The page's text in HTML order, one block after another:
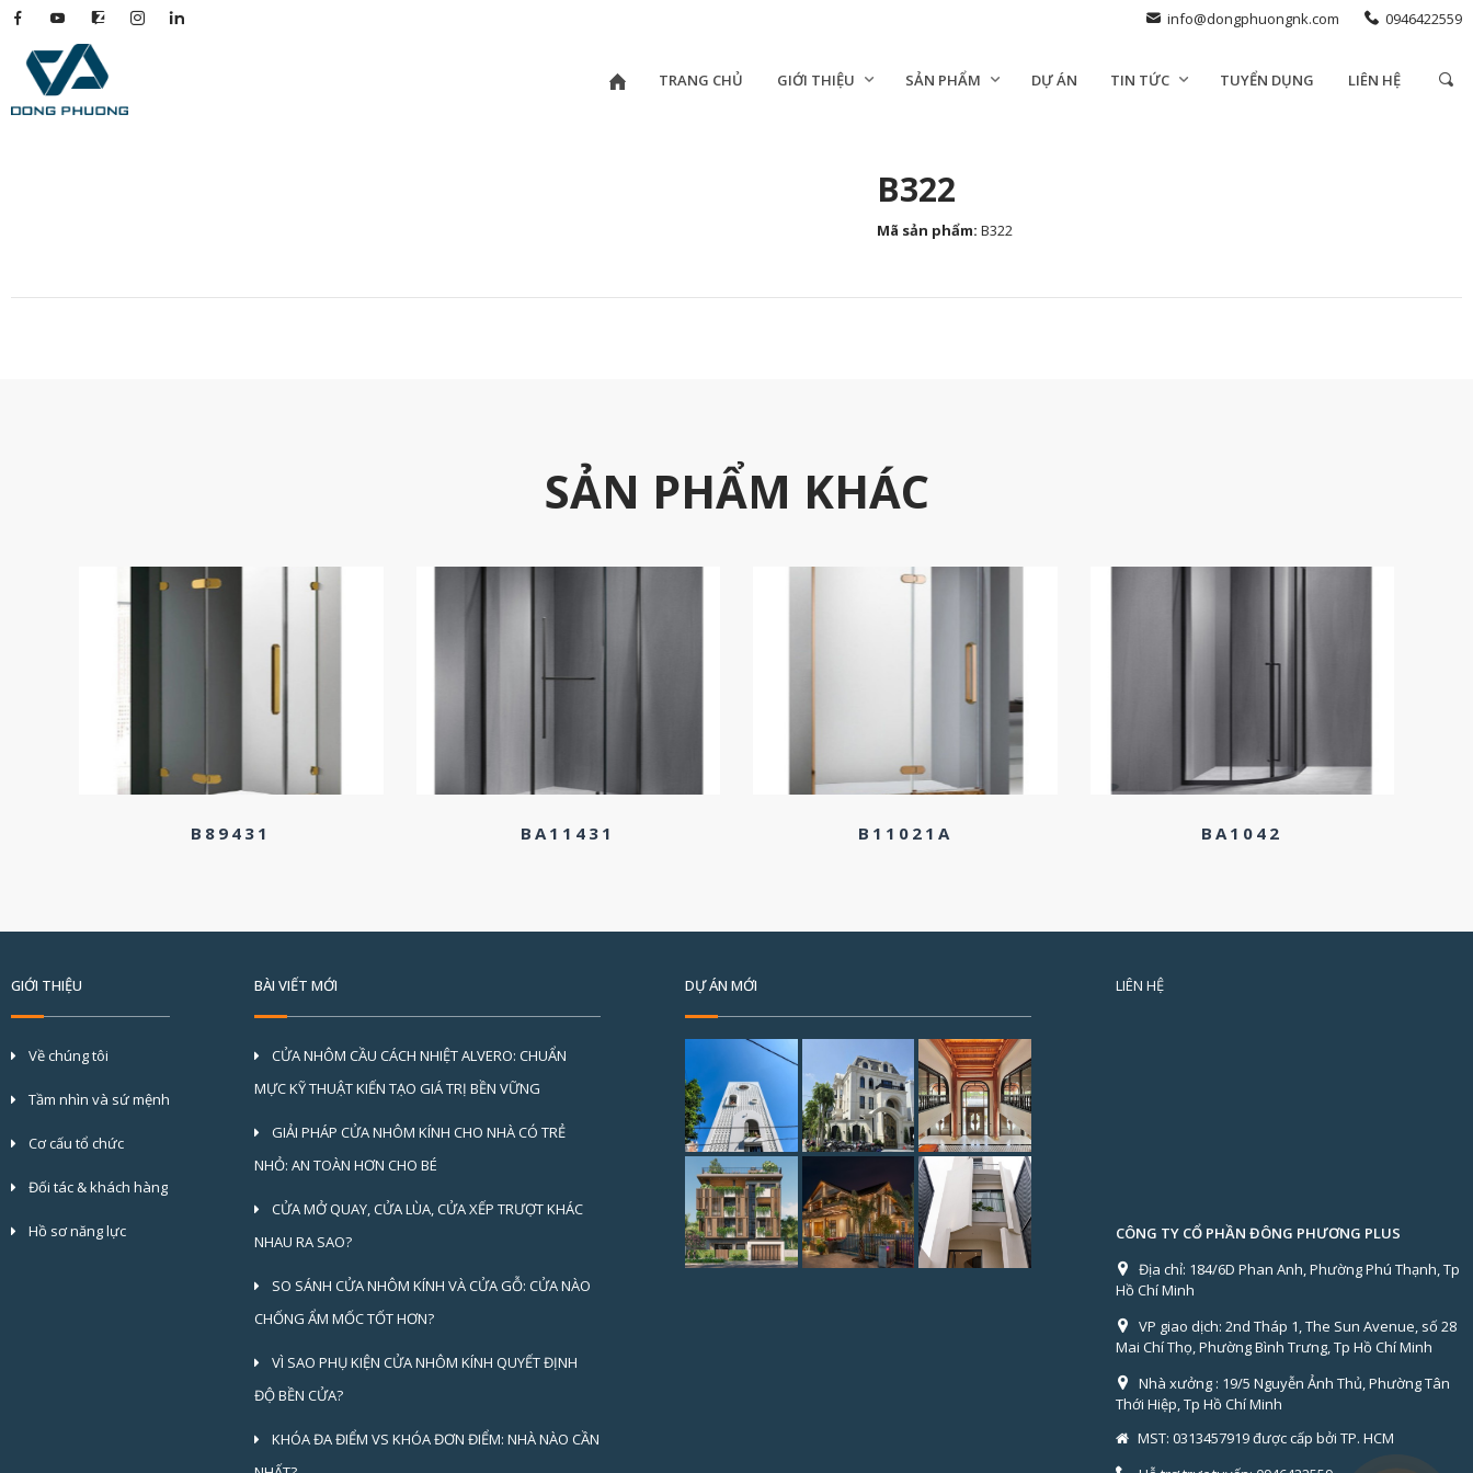
info@dongphuongnk.com 0946422559
TRANG CHỦ GIỚI THIỆU SẢN PHẨM DỰ ÁN TIN TỨC TUYỂN DỤNG LIÊN HỆ
B322
Mã sản phẩm: B322
SẢN PHẨM KHÁC
B89431 BA11431 B11021A BA1042
GIỚI THIỆU
Về chúng tôi
Tầm nhìn và sứ mệnh
Cơ cấu tổ chức
Đối tác & khách hàng
Hồ sơ năng lực
BÀI VIẾT MỚI
CỬA NHÔM CẦU CÁCH NHIỆT ALVERO: CHUẨN
MỰC KỸ THUẬT KIẾN TẠO GIÁ TRỊ BỀN VỮNG
GIẢI PHÁP CỬA NHÔM KÍNH CHO NHÀ CÓ TRẺ
NHỎ: AN TOÀN HƠN CHO BÉ
CỬA MỞ QUAY, CỬA LÙA, CỬA XẾP TRƯỢT KHÁC
NHAU RA SAO?
SO SÁNH CỬA NHÔM KÍNH VÀ CỬA GỖ: CỬA NÀO
CHỐNG ẨM MỐC TỐT HƠN?
VÌ SAO PHỤ KIỆN CỬA NHÔM KÍNH QUYẾT ĐỊNH
ĐỘ BỀN CỬA?
KHÓA ĐA ĐIỂM VS KHÓA ĐƠN ĐIỂM: NHÀ NÀO CẦN
DỰ ÁN MỚI LIÊN HỆ
CÔNG TY CỔ PHẦN ĐÔNG PHƯƠNG PLUS
Địa chỉ: 184/6D Phan Anh, Phường Phú Thạnh, Tp
Hồ Chí Minh
VP giao dịch:2nd Tháp 1, The Sun Avenue, số 28
Mai Chí Thọ, Phường Bình Trưng, Tp Hồ Chí Minh
Nhà xưởng : 19/5 Nguyễn Ảnh Thủ, Phường Tân
Thới Hiệp, Tp Hồ Chí Minh
MST: 0313457919 được cấp bởi TP. HCM